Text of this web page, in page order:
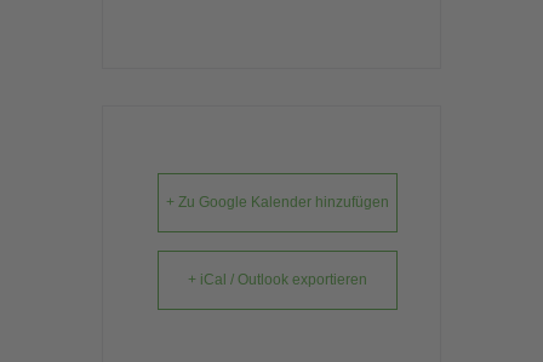
+ Zu Google Kalender hinzufügen
+ iCal / Outlook exportieren